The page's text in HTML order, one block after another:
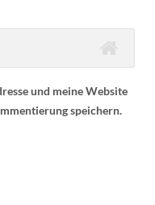
und meine Website
speichern.